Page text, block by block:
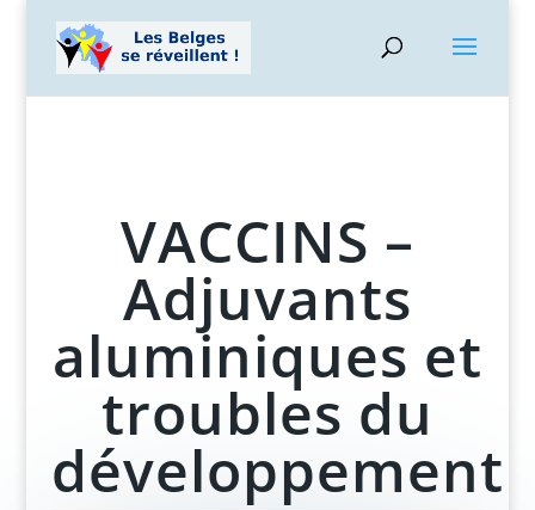
VACCINS –
Adjuvants
aluminiques et
troubles du
développement